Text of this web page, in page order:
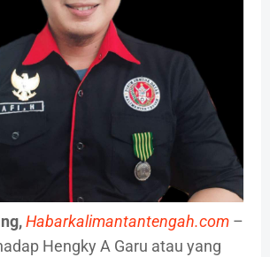
Habarkalimantantengah.com –
Hengky A Garu atau yang